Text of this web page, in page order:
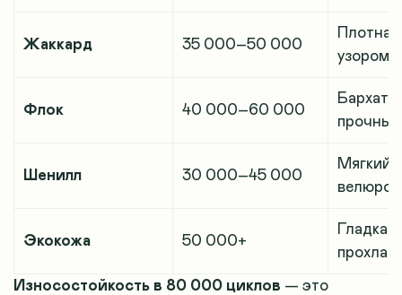
Жаккард 35 000–50 000
узором
Флок 40 000–60 000
прочный
Шенилл 30 000–45 000
Мягкий,
Экокожа 50 000+
Гладкая,
Износостойкость в 80 000 циклов — это